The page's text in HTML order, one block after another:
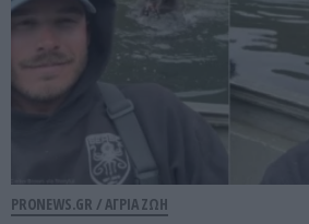
PRONEWS.GR / ΑΓΡΙΑ ΖΩΗ